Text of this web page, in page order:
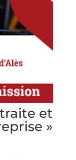
et
»